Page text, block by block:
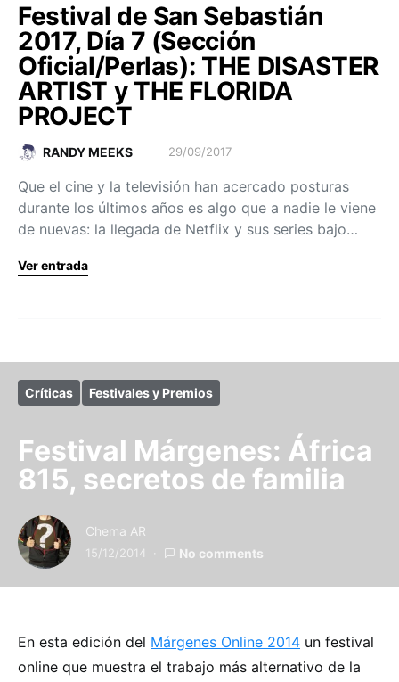
Festival de San Sebastián
2017, Día 7 (Sección
Oficial/Perlas): THE DISASTER
ARTIST y THE FLORIDA
PROJECT
RANDY MEEKS 29/09/2017
Que el cine y la televisión han acercado posturas
durante los últimos años es algo que a nadie le viene
de nuevas: la llegada de Netflix y sus series bajo…
Ver entrada
Críticas Festivales y Premios
Festival Márgenes: África
815, secretos de familia
Chema AR
15/12/2014 No comments
En esta edición del Márgenes Online 2014 un festival
online que muestra el trabajo más alternativo de la